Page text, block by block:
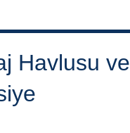
Havlusu ve